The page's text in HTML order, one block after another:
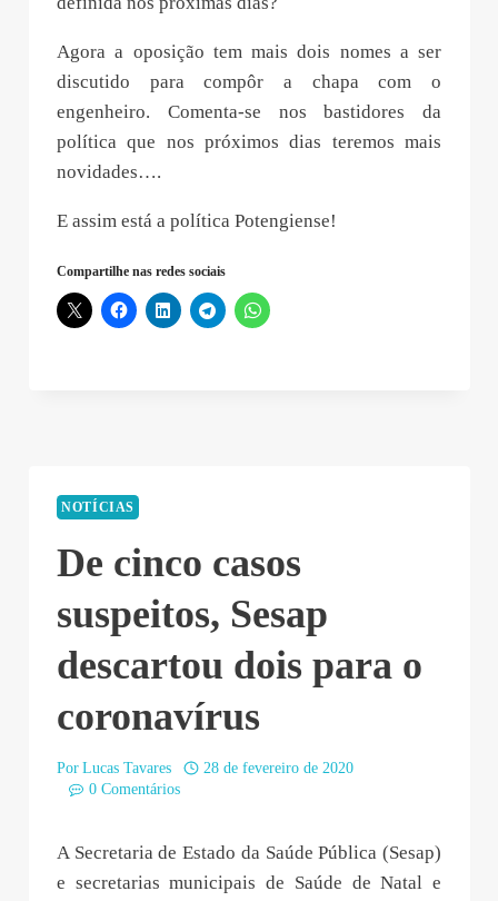
Agora a oposição tem mais dois nomes a ser
discutido para compôr a chapa com o
engenheiro. Comenta-se nos bastidores da
política que nos próximos dias teremos mais
novidades….
E assim está a política Potengiense!
Compartilhe nas redes sociais
NOTÍCIAS
De cinco casos
suspeitos, Sesap
descartou dois para o
coronavírus
Por Lucas Tavares
28 de fevereiro de 2020
0 Comentários
A Secretaria de Estado da Saúde Pública (Sesap)
e secretarias municipais de Saúde de Natal e